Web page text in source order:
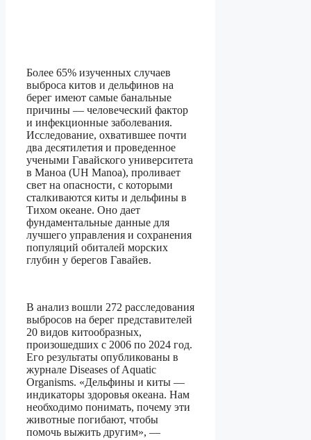
Более 65% изученных случаев
выброса китов и дельфинов на
берег имеют самые банальные
причины — человеческий фактор
и инфекционные заболевания.
Исследование, охватившее почти
два десятилетия и проведенное
учеными Гавайского университета
в Маноа (UH Manoa), проливает
свет на опасности, с которыми
сталкиваются киты и дельфины в
Тихом океане. Оно дает
фундаментальные данные для
лучшего управления и сохранения
популяций обиталей морских
глубин у берегов Гавайев.
В анализ вошли 272 расследования
выбросов на берег представителей
20 видов китообразных,
произошедших с 2006 по 2024 год.
Его результаты опубликованы в
журнале Diseases of Aquatic
Organisms. «Дельфины и киты —
индикаторы здоровья океана. Нам
необходимо понимать, почему эти
животные погибают, чтобы
помочь выжить другим», —